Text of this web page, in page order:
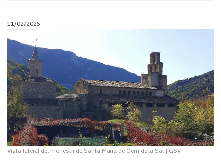
11/02/2026
Vista lateral del monestir de Santa Maria de Gerri de la Sal | GSV